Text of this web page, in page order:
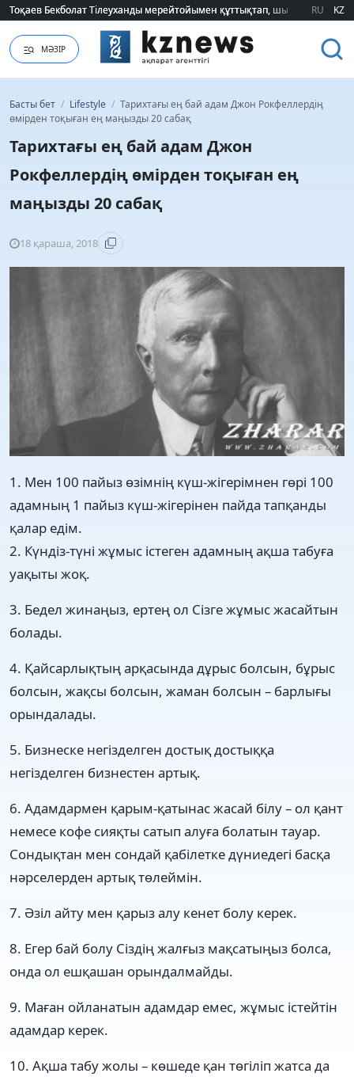
Тоқаев Бекболат Тілеуханды мерейтойымен құттықтап, шығармашылық
Тоқаев Бекболат Тілеуханды мерейтойымен құттықтап, шығармашылық
RU KZ
МӘЗІР
Басты бет / Lifestyle / Тарихтағы ең бай адам Джон Рокфеллердің
өмірден тоқыған ең маңызды 20 сабақ
Тарихтағы ең бай адам Джон
Рокфеллердің өмірден тоқыған ең
маңызды 20 сабақ
18 қараша, 2018
1. Мен 100 пайыз өзімнің күш-жігерімнен гөрі 100
адамның 1 пайыз күш-жігерінен пайда тапқанды
қалар едім.
2. Күндіз-түні жұмыс істеген адамның ақша табуға
уақыты жоқ.
3. Бедел жинаңыз, ертең ол Сізге жұмыс жасайтын
болады.
4. Қайсарлықтың арқасында дұрыс болсын, бұрыс
болсын, жақсы болсын, жаман болсын – барлығы
орындалады.
5. Бизнеске негізделген достық достыққа
негізделген бизнестен артық.
6. Адамдармен қарым-қатынас жасай білу – ол қант
немесе кофе сияқты сатып алуға болатын тауар.
Сондықтан мен сондай қабілетке дүниедегі басқа
нәрселерден артық төлеймін.
7. Әзіл айту мен қарыз алу кенет болу керек.
8. Егер бай болу Сіздің жалғыз мақсатыңыз болса,
онда ол ешқашан орындалмайды.
9. Маған ойланатын адамдар емес, жұмыс істейтін
адамдар керек.
10. Ақша табу жолы – көшеде қан төгіліп жатса да